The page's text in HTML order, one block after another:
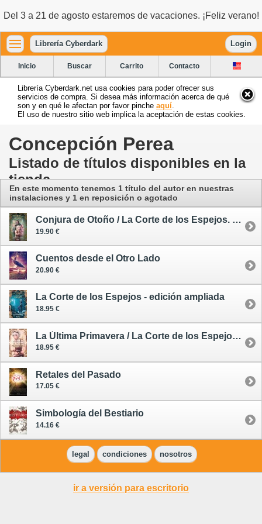
Del 3 a 21 de agosto estaremos de vacaciones. ¡Feliz verano!
Librería Cyberdark Login
Inicio Buscar Carrito Contacto
Librería Cyberdark.net usa cookies para poder ofrecer sus
servicios de compra. Si desea más información acerca de qué
son y en qué le afectan por favor pinche aquí
El uso de nuestro sitio web implica la aceptación de estas cookies.
Concepción Perea
Listado de títulos disponibles en la
tienda
En este momento tenemos 1 título del autoren nuestras
instalaciones y 1 en reposición o agotado
Conjura de Otoño / La Corte de los Espejos. Precuela
19.90 €
Cuentos desde el Otro Lado
20.90 €
La Corte de los Espejos - edición ampliada
18.95 €
La Última Primavera / La Corte de los Espejos 2
18.95 €
Retales del Pasado
17.05 €
Simbología del Bestiario
14.16 €
legal condiciones nosotros
ir a versión para escritorio